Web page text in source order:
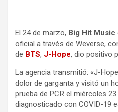
El 24 de marzo, Big Hit Music
oficial a través de Weverse,
de BTS, J-Hope, dio positivo
La agencia transmitió: «J-
dolor de garganta y visitó un
prueba de PCR el miércoles
diagnosticado con COVID-19